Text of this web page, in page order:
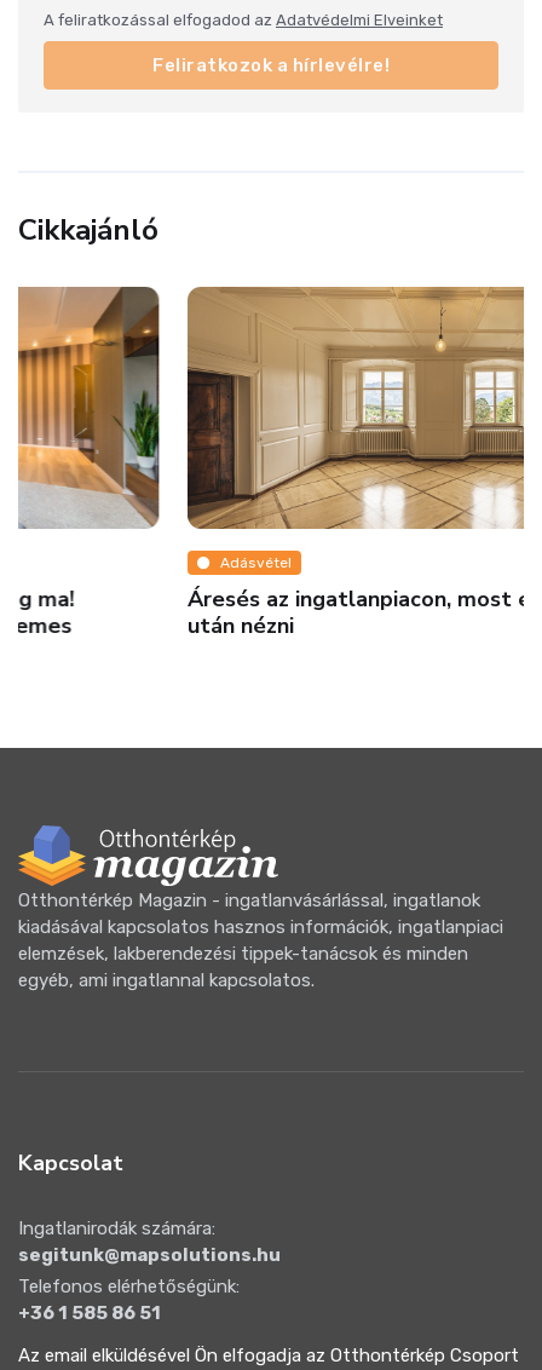
A feliratkozással elfogadod az Adatvédelmi Elveinket
Feliratkozok a hírlevélre!
Cikkajánló
Áresés az ingatlanpiacon, most érdemes új lakás
után nézni
Otthontérkép Magazin - ingatlanvásárlással, ingatlanok
kiadásával kapcsolatos hasznos információk, ingatlanpiaci
elemzések, lakberendezési tippek-tanácsok és minden
egyéb, ami ingatlannal kapcsolatos.
Kapcsolat
Ingatlanirodák számára:
segitunk@mapsolutions.hu
Telefonos elérhetőségünk:
+36 1 585 86 51
Az email elküldésével Ön elfogadja az Otthontérkép Csoport